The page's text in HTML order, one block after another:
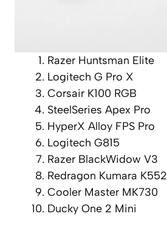
Razer Huntsman Elite
Logitech G Pro X
Corsair K100 RGB
SteelSeries Apex Pro
HyperX Alloy FPS Pro
Logitech G815
Razer BlackWidow V3
Redragon Kumara K552
Cooler Master MK730
Ducky One 2 Mini